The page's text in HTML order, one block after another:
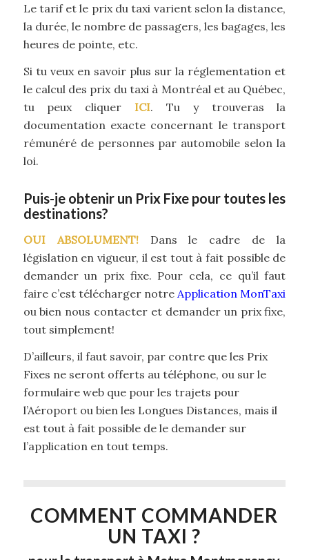
Le tarif et le prix du taxi varient selon la distance,
la durée, le nombre de passagers, les bagages, les
heures de pointe, etc.
Si tu veux en savoir plus sur la réglementation et
le calcul des prix du taxi à Montréal et au Québec,
tu peux cliquer ICI. Tu y trouveras la
documentation exacte concernant le transport
rémunéré de personnes par automobile selon la
loi.
Puis-je obtenir un Prix Fixe pour toutes les
destinations?
OUI ABSOLUMENT!Dans le cadre de la
législation en vigueur, il est tout à fait possible de
demander un prix fixe. Pour cela, ce qu’il faut
faire c’est télécharger notre Application MonTaxi
ou bien nous contacter et demander un prix fixe,
tout simplement!
D’ailleurs, il faut savoir, par contre que les Prix
Fixes ne seront offerts au téléphone, ou sur le
formulaire web que pour les trajets pour
l’Aéroport ou bien les Longues Distances, mais il
est tout à fait possible de le demander sur
l’application en tout temps.
COMMENT COMMANDER
UN TAXI ?